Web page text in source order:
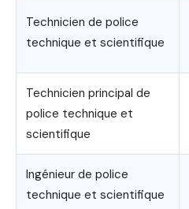
Technicien de police
technique et scientifique
Technicien principal de
police technique et
scientifique
Ingénieur de police
technique et scientifique